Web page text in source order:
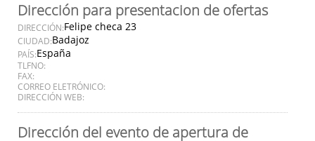
Dirección para presentacion de ofertas
DIRECCIÓN:Felipe checa 23
CIUDAD:Badajoz
PAÍS:España
TLFNO:
FAX:
CORREO ELETRÓNICO:
DIRECCIÓN WEB:
Dirección del evento de apertura de